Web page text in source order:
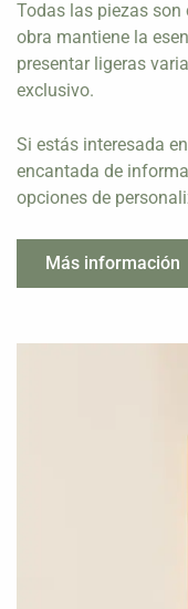
Todas las piezas son
obra mantiene la
presentar ligeras
exclusivo.
Si estás interesada
encantada de
opciones de
Más información